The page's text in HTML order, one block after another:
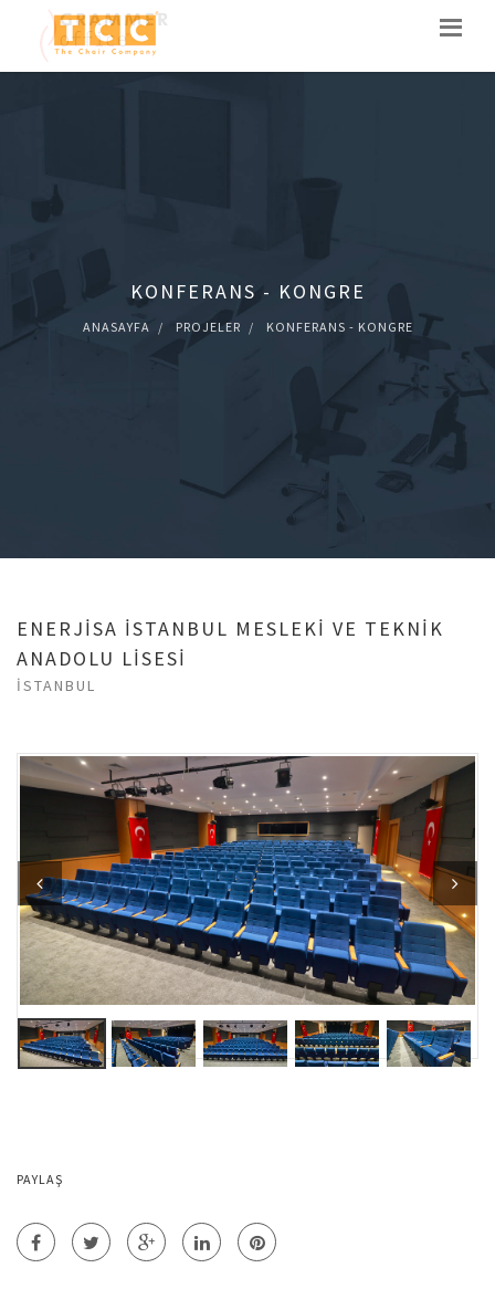
KONFERANS - KONGRE
ANASAYFA PROJELER KONFERANS - KONGRE
ENERJİSA İSTANBUL MESLEKİ VE TEKNİK
ANADOLU LİSESİ
İSTANBUL
Previous Next
PAYLAŞ